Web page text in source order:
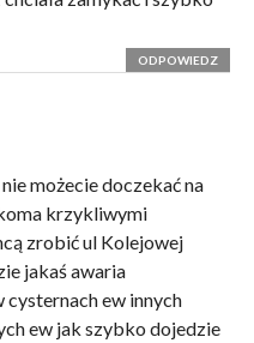
ODPOWIEDZ
możecie doczekać na
krzykliwymi
zrobić ul Kolejowej
jakaś awaria
ew innych
ew jak szybko dojedzie